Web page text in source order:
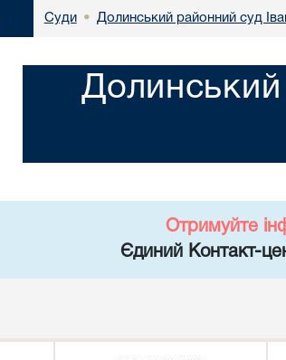
Суди • Долинський районний суд
Долинський
Отримуйте
Єдиний Контакт-